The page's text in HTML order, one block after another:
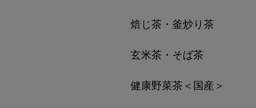
焙じ茶・釜炒り茶
玄米茶・そば茶
健康野菜茶＜国産＞